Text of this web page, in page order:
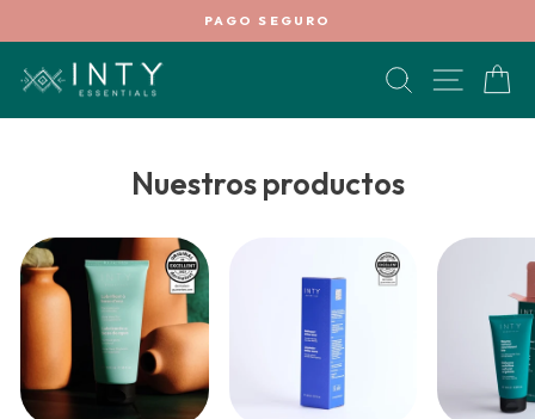
contenido
diapositivas
PAGO SEGURO
BUSCAR
Nuestros productos